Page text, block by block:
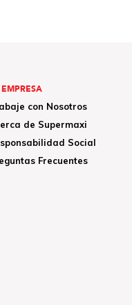
con Nosotros
de Supermaxi
Social
Frecuentes